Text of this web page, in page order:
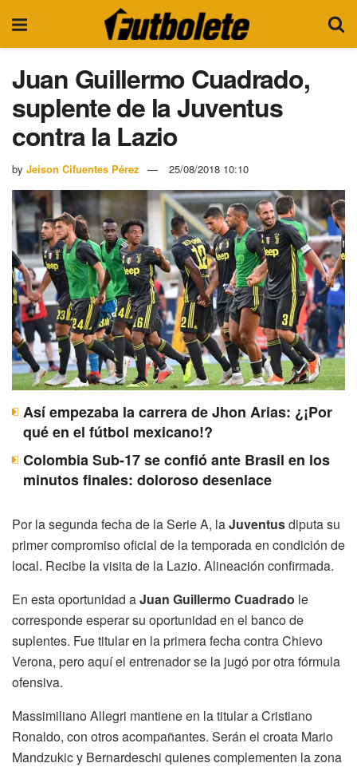
Juan Guillermo Cuadrado,
suplente de la Juventus
contra la Lazio
by Jeison Cifuentes Pérez 25/08/2018 10:10
Así empezaba la carrera de Jhon Arias: ¿¡Por
qué en el fútbol mexicano!?
Colombia Sub-17 se confió ante Brasil en los
minutos finales: doloroso desenlace
Por la segunda fecha de la Serie A, laJuventusdiputa su
primer compromiso oficial de la temporada en condición de
local. Recibe la visita de la Lazio. Alineación confirmada.
En esta oportunidad aJuan Guillermo Cuadrado le
corresponde esperar su oportunidad en el banco de
suplentes. Fue titular en la primera fecha contra Chievo
Verona, pero aquí el entrenador se la jugó por otra fórmula
ofensiva.
Massimiliano Allegri mantiene en la titular a Cristiano
Ronaldo, con otros acompañantes. Serán el croata Mario
Mandzukic y Bernardeschi quienes complementen la zona